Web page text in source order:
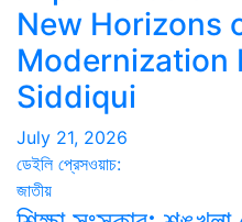
New Horizons
Modernization
Siddiqui
July 21, 2026
ডেইলি প্রেসওয়াচ:
জাতীয়